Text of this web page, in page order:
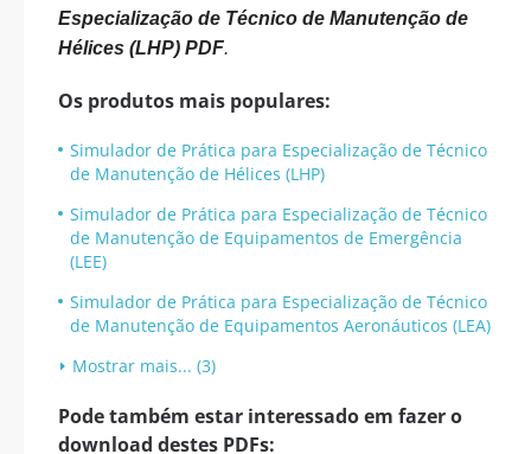
Especialização de Técnico de Manutenção de
Hélices (LHP) PDF.
Os produtos mais populares:
Simulador de Prática para Especialização de Técnico
de Manutenção de Hélices (LHP)
Simulador de Prática para Especialização de Técnico
de Manutenção de Equipamentos de Emergência
(LEE)
Simulador de Prática para Especialização de Técnico
de Manutenção de Equipamentos Aeronáuticos (LEA)
Mostrar mais... (3)
Pode também estar interessado em fazer o
download destes PDFs: